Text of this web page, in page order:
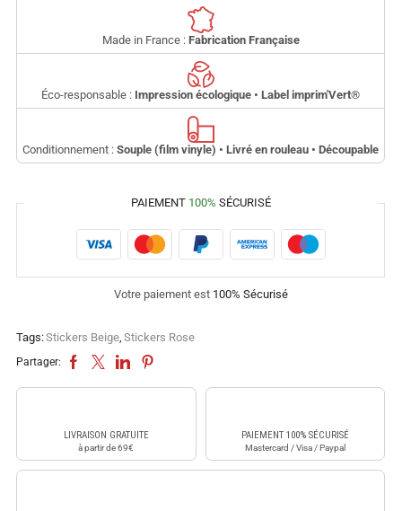
Made in France : Fabrication Française
Éco-responsable : Impression écologique • Label imprim'Vert®
Conditionnement : Souple (film vinyle) • Livré en rouleau • Découpable
PAIEMENT 100% SÉCURISÉ
Votre paiement est 100% Sécurisé
Tags:Stickers Beige, Stickers Rose
Partager:
LIVRAISON GRATUITE
à partir de 69€
PAIEMENT 100% SÉCURISÉ
Mastercard / Visa / Paypal